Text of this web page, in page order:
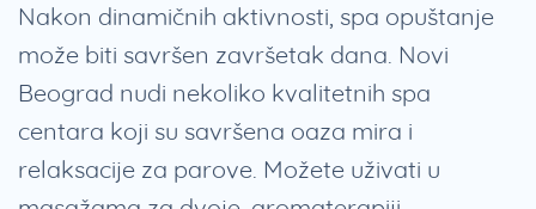
Nakon dinamičnih aktivnosti, spa opuštanje
može biti savršen završetak dana. Novi
Beograd nudi nekoliko kvalitetnih spa
centara koji su savršena oaza mira i
relaksacije za parove. Možete uživati u